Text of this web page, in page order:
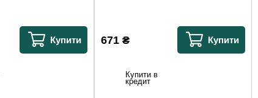
Купити 671₴ Купити
Купити в
кредит